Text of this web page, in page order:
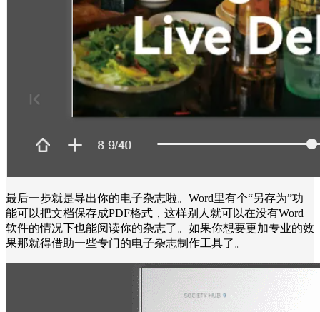
最后一步就是导出你的电子杂志啦。Word里有个“另存为”功
能可以把文档保存成PDF格式，这样别人就可以在没有Word
软件的情况下也能阅读你的杂志了。如果你想要更加专业的效
果那就得借助一些专门的电子杂志制作工具了。